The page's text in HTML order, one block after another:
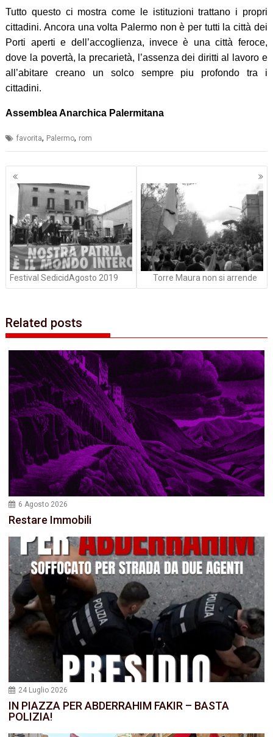
Tutto questo ci mostra come le istituzioni trattano i propri
cittadini. Ancora una volta Palermo non è per tutti la città dei
Porti aperti e dell’accoglienza, invece è una città feroce,
dove la povertà, la precarietà, l’assenza dei diritti al lavoro e
all’abitare creano un solco sempre piu profondo tra i
cittadini.
Assemblea Anarchica Palermitana
favorita, Palermo, rom
Navigazione
articoli
Festival SedicidAgosto 2019 Torre Maura non si arrende
Related posts
6 Agosto 2026
Restare Immobili
24 Luglio 2026
IN PIAZZA PER ABDERRAHIM FAKIR – BASTA
POLIZIA!